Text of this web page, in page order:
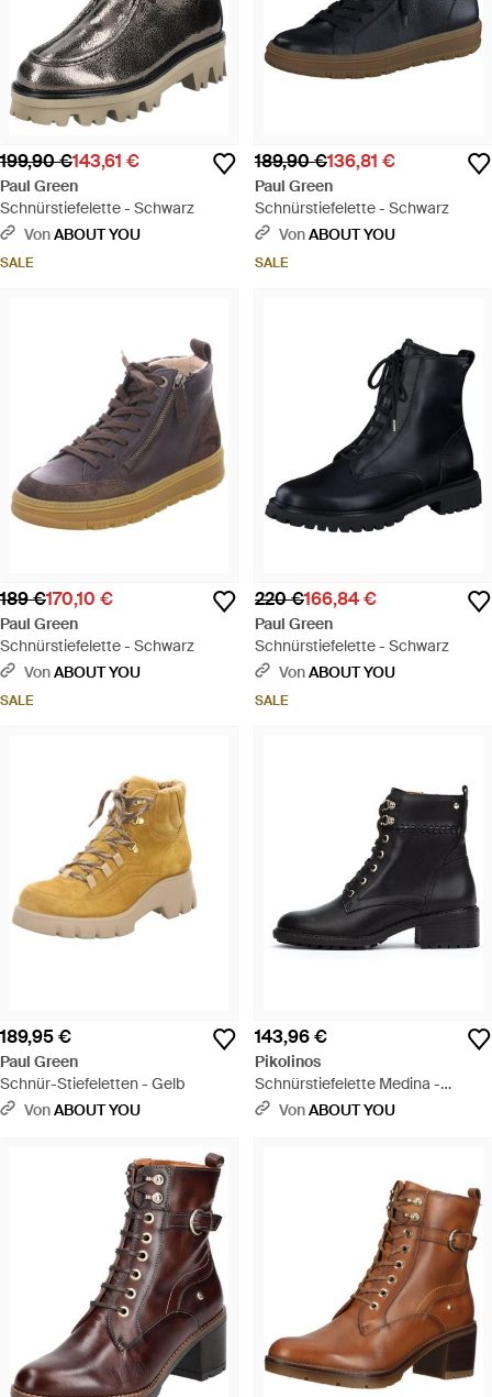
199,90 €143,61 €
Paul Green
Schnürstiefelette - Schwarz
VonABOUT YOU
SALE
189,90 €136,81 €
Paul Green
Schnürstiefelette - Schwarz
VonABOUT YOU
SALE
189 €170,10 €
Paul Green
Schnürstiefelette - Schwarz
VonABOUT YOU
SALE
220 €166,84 €
Paul Green
Schnürstiefelette - Schwarz
VonABOUT YOU
SALE
189,95 €
Paul Green
Schnür-Stiefeletten - Gelb
VonABOUT YOU
143,96 €
Pikolinos
Schnürstiefelette Medina -
Schwarz
VonABOUT YOU